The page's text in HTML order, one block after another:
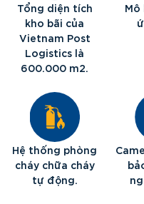
Tổng diện tích
kho bãi của
Vietnam Post
Logistics là
600.000 m2.
Mô
Hệ thống phòng
cháy chữa cháy
tự động.